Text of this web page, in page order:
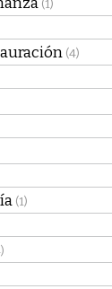
(1)
(4)
(1)